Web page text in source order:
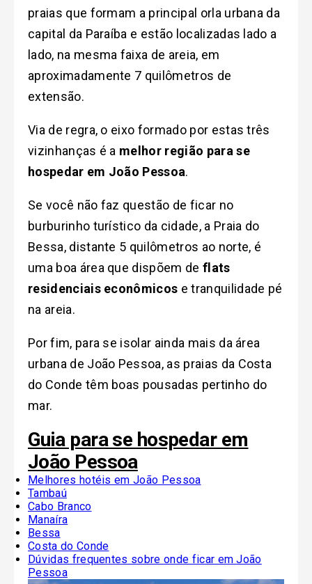
praias que formam a principal orla urbana da
capital da Paraíba e estão localizadas lado a
lado, na mesma faixa de areia, em
aproximadamente 7 quilômetros de
extensão.
Via de regra, o eixo formado por estas três
vizinhanças é a melhor região para se
hospedar em João Pessoa.
Se você não faz questão de ficar no
burburinho turístico da cidade, a Praia do
Bessa, distante 5 quilômetros ao norte, é
uma boa área que dispõem de flats
residenciais econômicos e tranquilidade pé
na areia.
Por fim, para se isolar ainda mais da área
urbana de João Pessoa, as praias da Costa
do Conde têm boas pousadas pertinho do
mar.
Guia para se hospedar em
João Pessoa
Melhores hotéis em João Pessoa
Tambaú
Cabo Branco
Manaíra
Bessa
Costa do Conde
Dúvidas frequentes sobre onde ficar em João
Pessoa